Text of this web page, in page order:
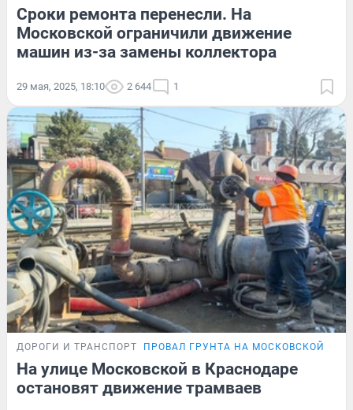
Сроки ремонта перенесли. На
Московской ограничили движение
машин из-за замены коллектора
29 мая, 2025, 18:10 2 644 1
ДОРОГИ И ТРАНСПОРТ ПРОВАЛ ГРУНТА НА МОСКОВСКОЙ
На улице Московской в Краснодаре
остановят движение трамваев